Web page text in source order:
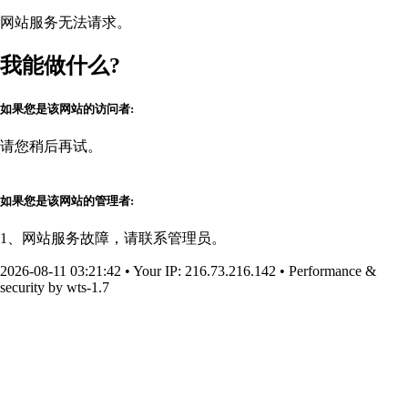
网站服务无法请求。
我能做什么?
如果您是该网站的访问者:
请您稍后再试。
如果您是该网站的管理者:
1、网站服务故障，请联系管理员。
2026-08-11 03:21:42 • Your IP: 216.73.216.142 • Performance &
security by wts-1.7